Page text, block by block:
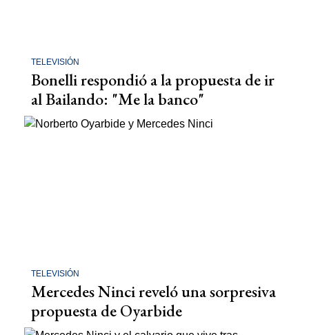
TELEVISIÓN
Bonelli respondió a la propuesta de ir
al Bailando: "Me la banco"
TELEVISIÓN
Mercedes Ninci reveló una sorpresiva
propuesta de Oyarbide